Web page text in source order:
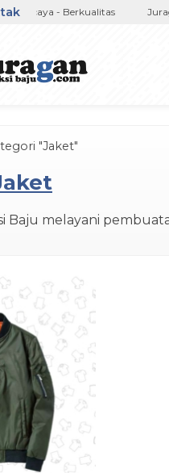
- Berkualitas
"Jaket"
Baju melayani